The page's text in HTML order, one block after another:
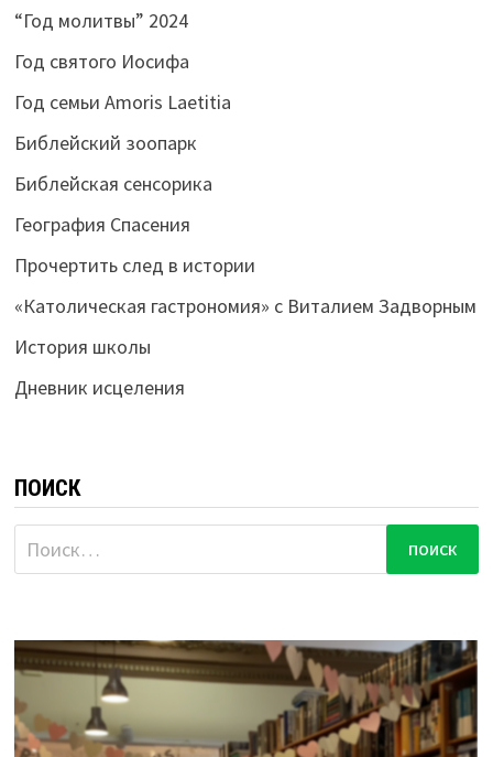
“Год молитвы” 2024
Год святого Иосифа
Год семьи Amoris Laetitia
Библейский зоопарк
Библейская сенсорика
География Спасения
Прочертить след в истории
«Католическая гастрономия» с Виталием Задворным
История школы
Дневник исцеления
ПОИСК
Найти: